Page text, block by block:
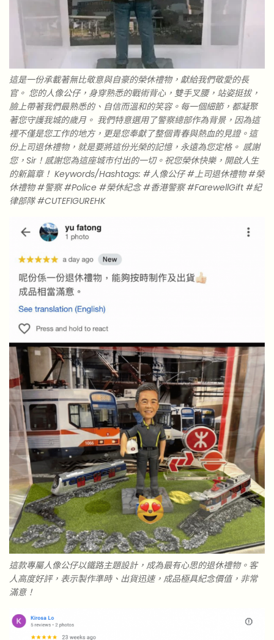
這是一份承載著無比敬意與自豪的榮休禮物，獻給我們敬愛的長
官。 您的人像公仔，身穿熟悉的戰術背心，雙手叉腰，站姿挺拔，
臉上帶著我們最熟悉的、自信而溫和的笑容。每一個細節，都凝聚
著您守護我城的歲月。 我們特意選用了警察總部作為背景，因為這
裡不僅是您工作的地方，更是您奉獻了整個青春與熱血的見證。這
份上司退休禮物，就是要將這份光榮的記憶，永遠為您定格。 感謝
您，Sir！感謝您為這座城市付出的一切。祝您榮休快樂，開啟人生
的新篇章！ Keywords/Hashtags: #人像公仔 #上司退休禮物 #榮
休禮物 #警察 #Police #榮休紀念 #香港警察 #FarewellGift #紀
律部隊 #CUTEFIGUREHK
這款專屬人像公仔以鐵路主題設計，成為最有心思的退休禮物。客
人高度好評，表示製作準時、出貨迅速，成品極具紀念價值，非常
滿意！